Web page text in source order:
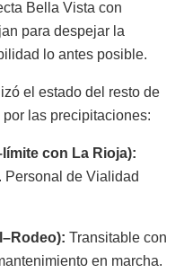
Bella Vista con
para despejar la
lo antes posible.
el estado del resto de
las precipitaciones:
con La Rioja):
Personal de Vialidad
Transitable con
en marcha.